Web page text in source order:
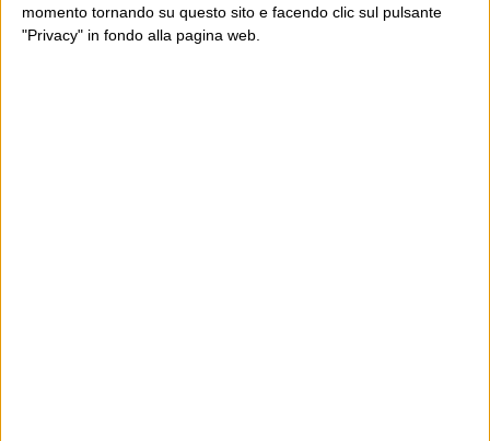
momento tornando su questo sito e facendo clic sul pulsante
"Privacy" in fondo alla pagina web.